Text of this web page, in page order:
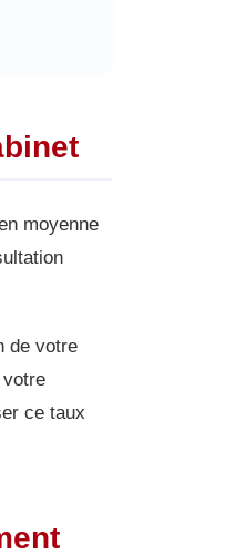
moyenne
de votre
ce taux